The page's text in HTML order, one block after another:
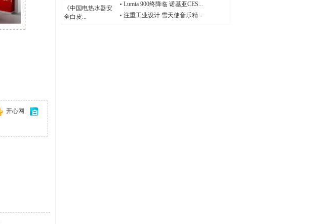
开心网
《中国电热水器安
全白皮...
Lumia 900终降临 诺基亚CES...
注重工业设计 雪天使音乐精...